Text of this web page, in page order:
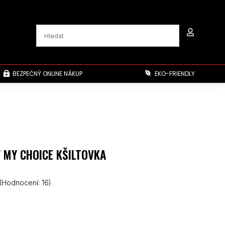

 BEZPEČNÝ ONLINE NÁKUP  EKO-FRIENDLY
CHOICE KŠILTOVKA
(Hodnocení: 16)